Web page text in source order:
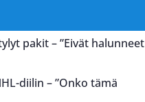
pakit – ”Eivät halunneet
diilin – ”Onko tämä